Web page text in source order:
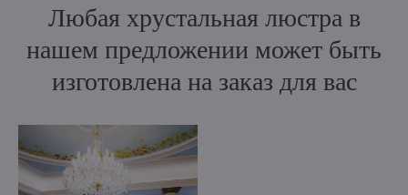
Любая хрустальная люстра в
нашем предложении может быть
изготовлена на заказ для вас